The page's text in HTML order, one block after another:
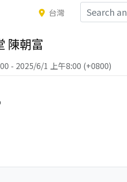
台灣
陳朝富
- 2025/6/1 上午8:00 (+0800)